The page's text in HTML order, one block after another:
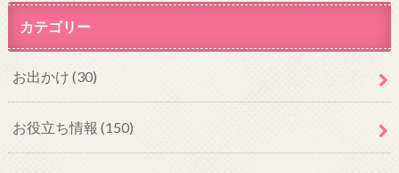
カテゴリー
お出かけ (30)
お役立ち情報 (150)